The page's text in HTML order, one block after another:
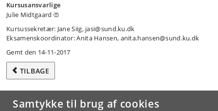
Samtykke til brug af cookies
Kursusansvarlige
Julie Midtgaard
Kursussekretær: Jane Siig, jasi@sund.ku.dk
Eksamenskoordinator: Anita Hansen, anita.hansen@sund.ku.dk
Gemt den 14-11-2017
TILBAGE